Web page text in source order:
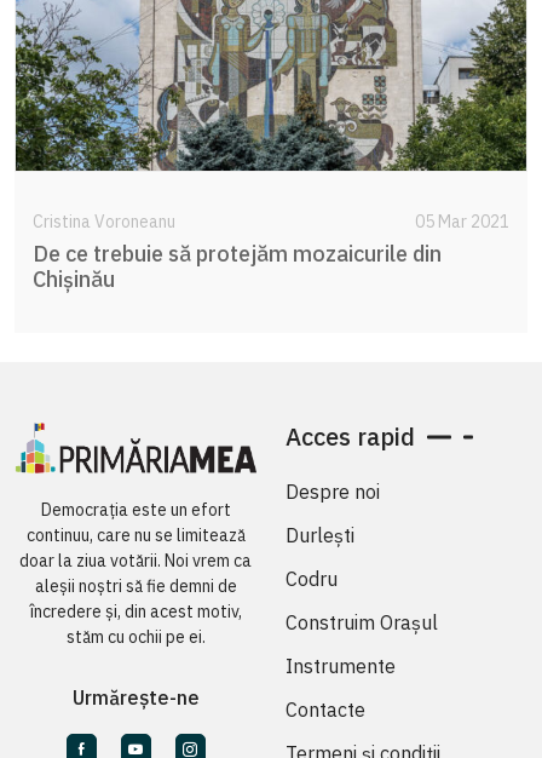
Cristina Voroneanu 05 Mar 2021
De ce trebuie să protejăm mozaicurile din
Chișinău
Democrația este un efort
continuu, care nu se limitează
doar la ziua votării. Noi vrem ca
aleșii noștri să fie demni de
încredere și, din acest motiv,
stăm cu ochii pe ei.
Urmărește-ne
Acces rapid
Despre noi
Durlești
Codru
Construim Orașul
Instrumente
Contacte
Termeni și condiții